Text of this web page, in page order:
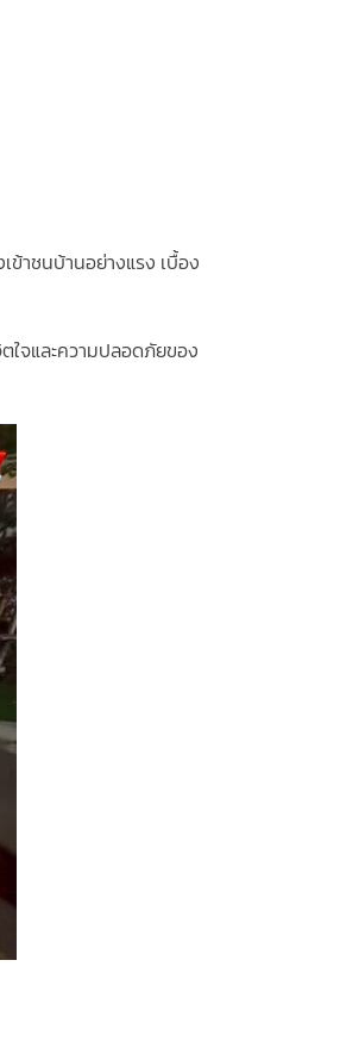
าชนบ้านอย่างแรง เบื้อง
ใจและความปลอดภัยของ